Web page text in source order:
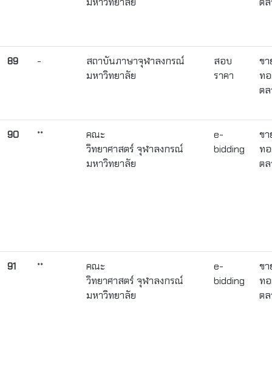
89 -
สถาบันภาษาจุฬาลงกรณ์
มหาวิทยาลัย
สอบ
ราคา
ขา
ท
ต
90 **
คณะ
วิทยาศาสตร์ จุฬาลงกรณ์
มหาวิทยาลัย
e-
bidding
ขา
ท
ต
91 **
คณะ
วิทยาศาสตร์ จุฬาลงกรณ์
มหาวิทยาลัย
e-
bidding
ขา
ท
ต